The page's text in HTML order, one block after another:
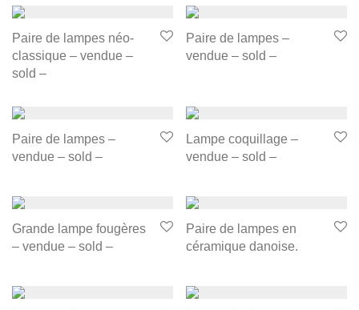
Paire de lampes néo-
classique – vendue –
sold –
Paire de lampes –
vendue – sold –
Paire de lampes –
vendue – sold –
Lampe coquillage –
vendue – sold –
Grande lampe fougères
– vendue – sold –
Paire de lampes en
céramique danoise.